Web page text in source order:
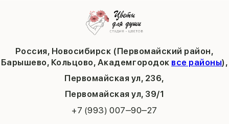
Россия, Новосибирск (Первомайский район,
Барышево, Кольцово, Академгородок все районы),
Первомайская ул, 236,
​Первомайская ул, 39/1
+7 (993) 007‒90‒27
Пасха
9 мая